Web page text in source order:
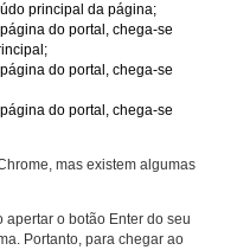
principal da página;
do portal, chega-se
do portal, chega-se
do portal, chega-se
mas existem algumas
apertar o botão Enter do seu
Portanto, para chegar ao